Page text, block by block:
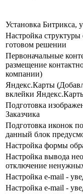
Установка Битрикса,
Настройка
готовом решении
Первоначальные
размещение
компании)
Яндекс.Карты
вклейки
Подготовка
Заказчика
Подготовка иконок
данный блок
Настройка формы
Настройка вывода
отключение
Настройка e-mail -
Настройка e-mail -